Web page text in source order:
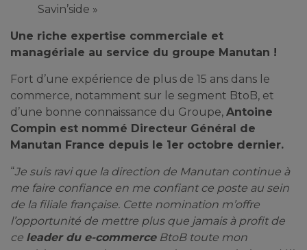
Savin’side »
Une riche expertise commerciale et
managériale au service du groupe Manutan !
Fort d’une expérience de plus de 15 ans dans le
commerce, notamment sur le segment BtoB, et
d’une bonne connaissance du Groupe, Antoine
Compin est nommé Directeur Général de
Manutan France depuis le 1er octobre dernier.
“Je suis ravi que la direction de Manutan continue à
me faire confiance en me confiant ce poste au sein
de la filiale française. Cette nomination m’offre
l’opportunité de mettre plus que jamais à profit de
ce leader du e-commerceBtoB toute mon